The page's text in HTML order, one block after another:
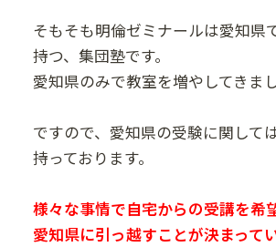
そもそも明倫ゼミナールは愛知県
持つ、集団塾です。
愛知県のみで教室を増やしてきまし
ですので、愛知県の受験に関して
持っております。
様々な事情で自宅からの受講を希
愛知県に引っ越すことが決まってい